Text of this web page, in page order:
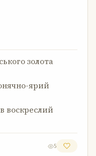
золота
ярий
воскреслий
5